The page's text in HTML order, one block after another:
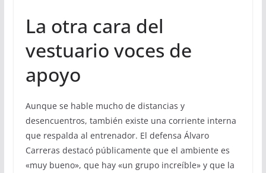
La otra cara del
vestuario voces de
apoyo
Aunque se hable mucho de distancias y
desencuentros, también existe una corriente interna
que respalda al entrenador. El defensa Álvaro
Carreras destacó públicamente que el ambiente es
«muy bueno», que hay «un grupo increíble» y que la